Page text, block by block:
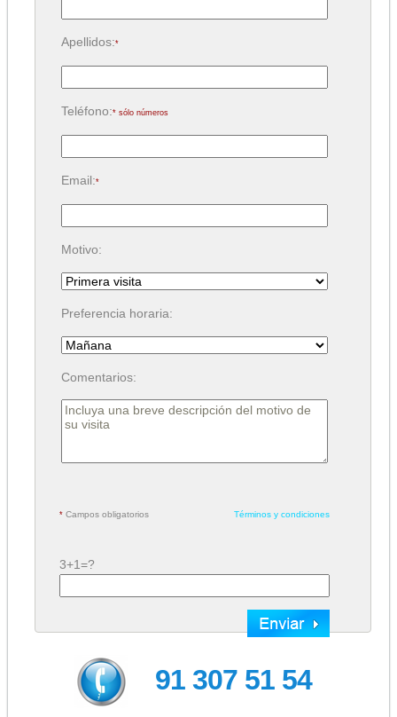
Apellidos:*
Teléfono:* sólo números
Email:*
Motivo:
Preferencia horaria:
Comentarios:
*Campos obligatorios Términos y condiciones
3+1=?
91 307 51 54